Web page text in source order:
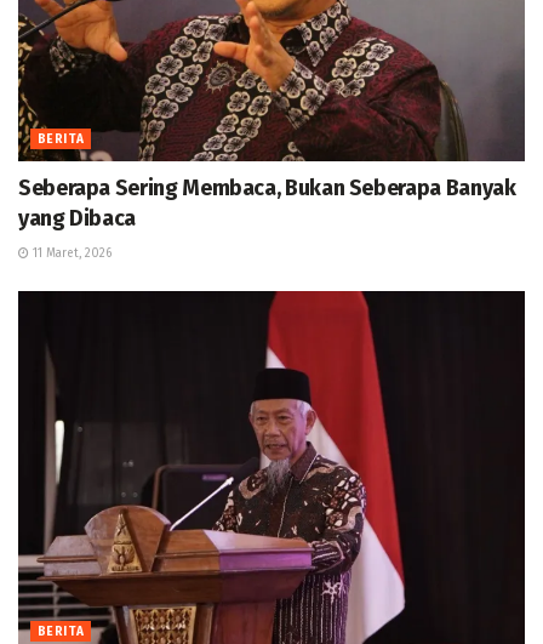
BERITA
Seberapa Sering Membaca, Bukan Seberapa Banyak
yang Dibaca
11 Maret, 2026
BERITA